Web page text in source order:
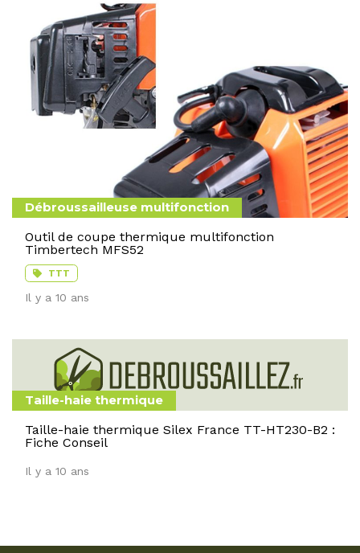
Débroussailleuse multifonction
Outil de coupe thermique multifonction
Timbertech MFS52
TTT
Il y a 10 ans
Taille-haie thermique
Taille-haie thermique Silex France TT-HT230-B2 :
Fiche Conseil
Il y a 10 ans